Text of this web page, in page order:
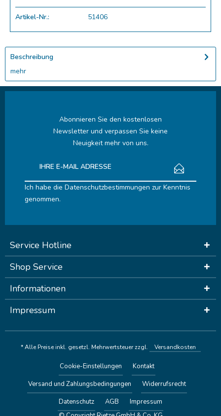
Artikel-Nr.: 51406
Beschreibung
mehr
Abonnieren Sie den kostenlosen
Newsletter und verpassen Sie keine
Neuigkeit mehr von uns.
Ich habe die Datenschutzbestimmungen zur Kenntnis
genommen.
Service Hotline
Shop Service
Informationen
Impressum
* Alle Preise inkl. gesetzl. Mehrwertsteuer zzgl. Versandkosten
Cookie-Einstellungen
Kontakt
Versand und Zahlungsbedingungen
Widerrufsrecht
Datenschutz
AGB
Impressum